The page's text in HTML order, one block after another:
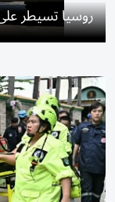
روسيا تسيطر